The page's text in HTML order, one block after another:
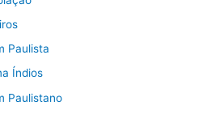
Paulista
Índios
Paulistano